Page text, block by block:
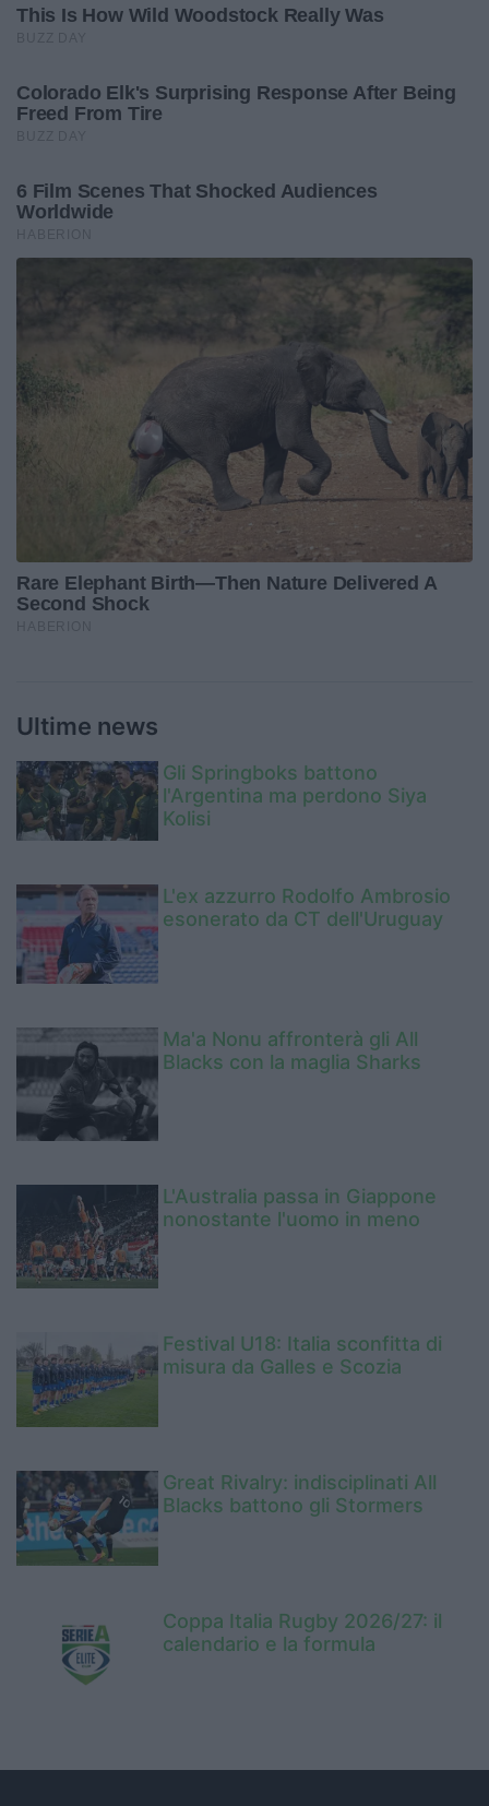
Ultime news
Gli Springboks battono
l'Argentina ma perdono Siya
Kolisi
L'ex azzurro Rodolfo Ambrosio
esonerato da CT dell'Uruguay
Ma'a Nonu affronterà gli All
Blacks con la maglia Sharks
L'Australia passa in Giappone
nonostante l'uomo in meno
Festival U18: Italia sconfitta di
misura da Galles e Scozia
Great Rivalry: indisciplinati All
Blacks battono gli Stormers
Coppa Italia Rugby 2026/27: il
calendario e la formula